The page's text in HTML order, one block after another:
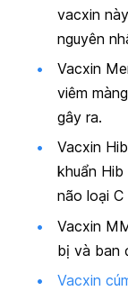
vacxin
nguyên
Vacxin
viêm
gây ra.
Vacxin
khuẩn
não loại C
Vacxin
bị và ban
Vacxin